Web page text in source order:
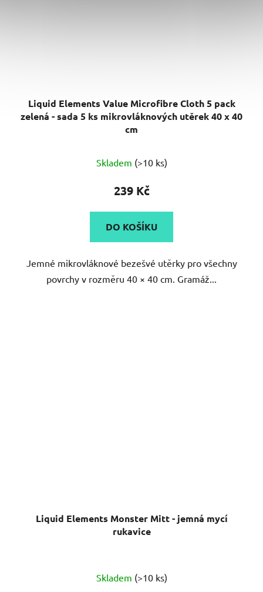
Liquid Elements Value Microfibre Cloth 5 pack
zelená - sada 5 ks mikrovláknových utěrek 40 x 40
cm
hodnocení
produktu
5,0
z
hvězdiček.
Skladem (>10 ks)
239 Kč
DO KOŠÍKU
Jemné mikrovláknové bezešvé utěrky pro všechny
povrchy v rozměru 40 × 40 cm. Gramáž...
Liquid Elements Monster Mitt - jemná mycí
rukavice
hodnocení
Skladem (>10 ks)